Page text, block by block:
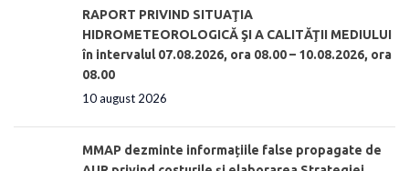
RAPORT PRIVIND SITUAŢIA
HIDROMETEOROLOGICĂ ŞI A CALITĂŢII MEDIULUI
în intervalul 07.08.2026, ora 08.00 – 10.08.2026, ora
08.00
10 august 2026
MMAP dezminte informațiile false propagate de